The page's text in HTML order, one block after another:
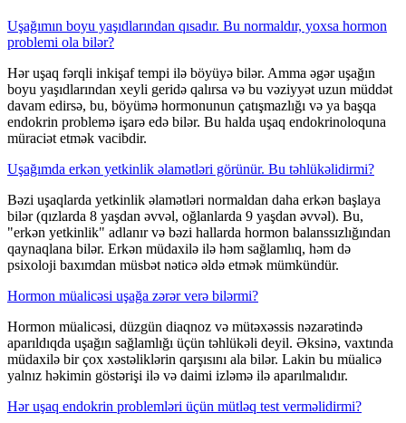
Uşağımın boyu yaşıdlarından qısadır. Bu normaldır, yoxsa hormon
problemi ola bilər?
Hər uşaq fərqli inkişaf tempi ilə böyüyə bilər. Amma əgər uşağın
boyu yaşıdlarından xeyli geridə qalırsa və bu vəziyyət uzun müddət
davam edirsə, bu, böyümə hormonunun çatışmazlığı və ya başqa
endokrin problemə işarə edə bilər. Bu halda uşaq endokrinoloquna
müraciət etmək vacibdir.
Uşağımda erkən yetkinlik əlamətləri görünür. Bu təhlükəlidirmi?
Bəzi uşaqlarda yetkinlik əlamətləri normaldan daha erkən başlaya
bilər (qızlarda 8 yaşdan əvvəl, oğlanlarda 9 yaşdan əvvəl). Bu,
"erkən yetkinlik" adlanır və bəzi hallarda hormon balanssızlığından
qaynaqlana bilər. Erkən müdaxilə ilə həm sağlamlıq, həm də
psixoloji baxımdan müsbət nəticə əldə etmək mümkündür.
Hormon müalicəsi uşağa zərər verə bilərmi?
Hormon müalicəsi, düzgün diaqnoz və mütəxəssis nəzarətində
aparıldıqda uşağın sağlamlığı üçün təhlükəli deyil. Əksinə, vaxtında
müdaxilə bir çox xəstəliklərin qarşısını ala bilər. Lakin bu müalicə
yalnız həkimin göstərişi ilə və daimi izləmə ilə aparılmalıdır.
Hər uşaq endokrin problemləri üçün mütləq test verməlidirmi?